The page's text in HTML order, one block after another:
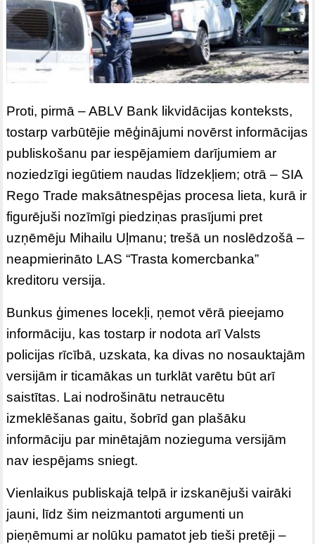
Proti, pirmā – ABLV Bank likvidācijas konteksts,
tostarp varbūtējie mēģinājumi novērst informācijas
publiskošanu par iespējamiem darījumiem ar
noziedzīgi iegūtiem naudas līdzekļiem; otrā – SIA
Rego Trade maksātnespējas procesa lieta, kurā ir
figurējuši nozīmīgi piedziņas prasījumi pret
uzņēmēju Mihailu Uļmanu; trešā un noslēdzošā –
neapmierināto LAS “Trasta komercbanka”
kreditoru versija.
Bunkus ģimenes locekļi, ņemot vērā pieejamo
informāciju, kas tostarp ir nodota arī Valsts
policijas rīcībā, uzskata, ka divas no nosauktajām
versijām ir ticamākas un turklāt varētu būt arī
saistītas. Lai nodrošinātu netraucētu
izmeklēšanas gaitu, šobrīd gan plašāku
informāciju par minētajām nozieguma versijām
nav iespējams sniegt.
Vienlaikus publiskajā telpā ir izskanējuši vairāki
jauni, līdz šim neizmantoti argumenti un
pieņēmumi ar nolūku pamatot jeb tieši pretēji –